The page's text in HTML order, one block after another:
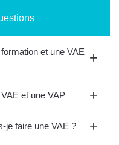
et une VAE
et une VAP
je faire une VAE ?